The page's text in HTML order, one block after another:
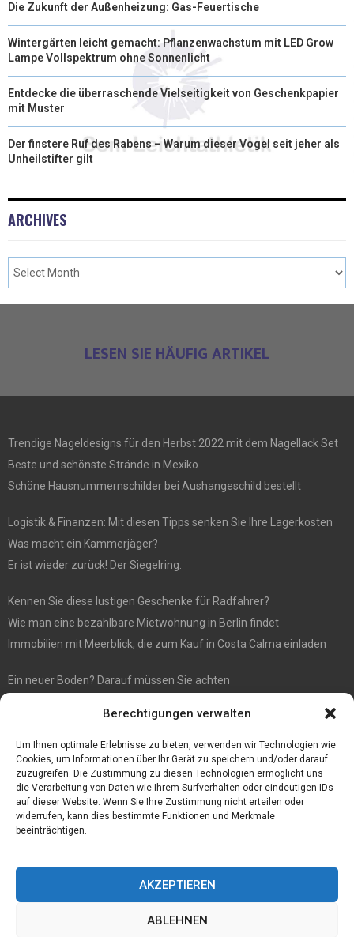
Berechtigungen verwalten
Um Ihnen optimale Erlebnisse zu bieten, verwenden wir Technologien wie
Cookies, um Informationen über Ihr Gerät zu speichern und/oder darauf
zuzugreifen. Die Zustimmung zu diesen Technologien ermöglicht uns
die Verarbeitung von Daten wie Ihrem Surfverhalten oder eindeutigen IDs
auf dieser Website. Wenn Sie Ihre Zustimmung nicht erteilen oder
widerrufen, kann dies bestimmte Funktionen und Merkmale
beeinträchtigen.
AKZEPTIEREN
ABLEHNEN
Die Zukunft der Außenheizung: Gas-Feuertische
Wintergärten leicht gemacht: Pflanzenwachstum mit LED Grow
Lampe Vollspektrum ohne Sonnenlicht
Entdecke die überraschende Vielseitigkeit von Geschenkpapier
mit Muster
Der finstere Ruf des Rabens – Warum dieser Vogel seit jeher als
Unheilstifter gilt
ARCHIVES
LESEN SIE HÄUFIG ARTIKEL
Trendige Nageldesigns für den Herbst 2022 mit dem Nagellack Set
Beste und schönste Strände in Mexiko
Schöne Hausnummernschilder bei Aushangeschild bestellt
Logistik & Finanzen: Mit diesen Tipps senken Sie Ihre Lagerkosten
Was macht ein Kammerjäger?
Er ist wieder zurück! Der Siegelring.
Kennen Sie diese lustigen Geschenke für Radfahrer?
Wie man eine bezahlbare Mietwohnung in Berlin findet
Immobilien mit Meerblick, die zum Kauf in Costa Calma einladen
Ein neuer Boden? Darauf müssen Sie achten
Eine effiziente Sackentleerung zur Optimierung der Prozessabläufe